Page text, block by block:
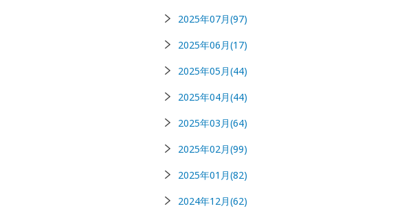
2025年07月(97)
2025年06月(17)
2025年05月(44)
2025年04月(44)
2025年03月(64)
2025年02月(99)
2025年01月(82)
2024年12月(62)